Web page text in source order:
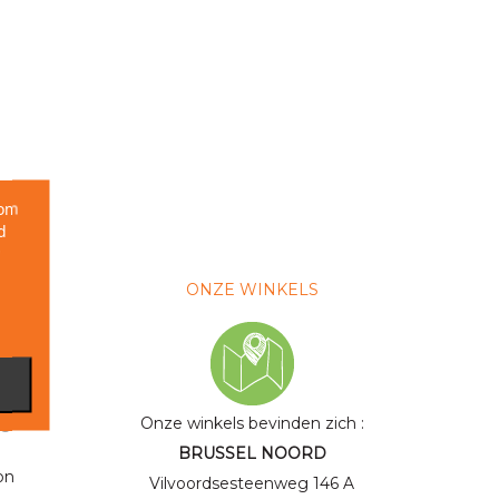
ONZE WINKELS
Onze winkels bevinden zich :
BRUSSEL NOORD
Vilvoordsesteenweg 146 A